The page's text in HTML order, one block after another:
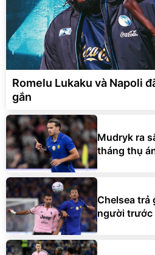
Romelu Lukaku và Napoli
gắn
Mudryk ra
tháng thụ
Chelsea trả
người trước